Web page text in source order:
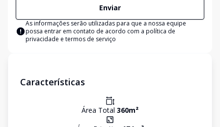
Enviar
As informações serão utilizadas para que a nossa equipe
possa entrar em contato de acordo com a política de
privacidade e termos de serviço
Características
Área Total 360m²